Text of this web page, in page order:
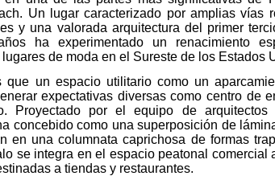
Un lugar caracterizado por amplias vías
y una valorada arquitectura del primer
ha experimentado un renacimiento
de moda en el Sureste de los Estados
un espacio utilitario como un
expectativas diversas como centro de
Proyectado por el equipo de arquitectos
concebido como una superposición de
en una columnata caprichosa de formas
se integra en el espacio peatonal comercial
a tiendas y restaurantes.